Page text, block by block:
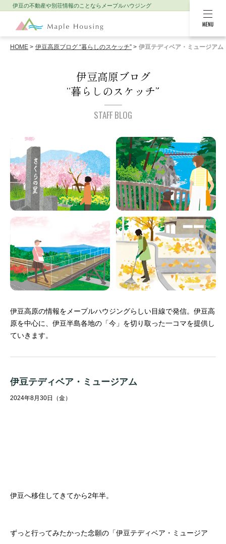
伊豆の不動産や別荘情報のことなら メープルハウジング
HOME 伊豆高原ブログ “暮らしのスケッチ” 伊豆テディベア・ミュージアム
伊豆高原ブログ
“暮らしのスケッチ”
STAFF BLOG
伊豆高原の情報をメープルハウジングらしい目線で発信。 伊豆高
原を中心に、伊豆半島各地の「今」を切り取った一コマを提供し
ていきます。
伊豆テディベア・ミュージアム
2024年8月30日（金）
伊豆へ移住してきてから2年半。
ずっと行ってみたかった念願の「伊豆テディベア・ミュージア